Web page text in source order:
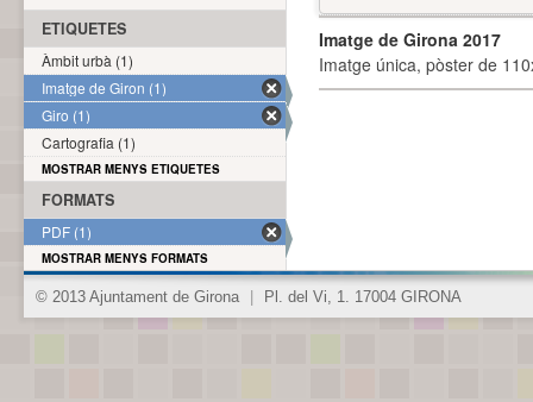
Imatge de Girona 2017
Imatge única, pòster de
ETIQUETES
Àmbit urbà (1)
Imatge de Giron (1)
Giro (1)
Cartografia (1)
MOSTRAR MENYS ETIQUETES
FORMATS
PDF (1)
MOSTRAR MENYS FORMATS
© 2013 Ajuntament de Girona Pl. del Vi, 1. 17004 GIRONA